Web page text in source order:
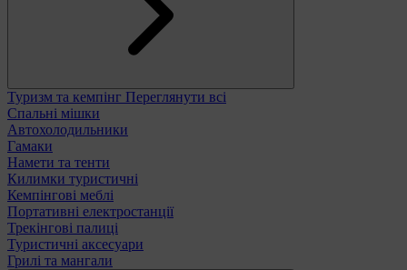
Туризм та кемпінг Переглянути всі
Спальні мішки
Автохолодильники
Гамаки
Намети та тенти
Килимки туристичні
Кемпінгові меблі
Портативні електростанції
Трекінгові палиці
Туристичні аксесуари
Грилі та мангали